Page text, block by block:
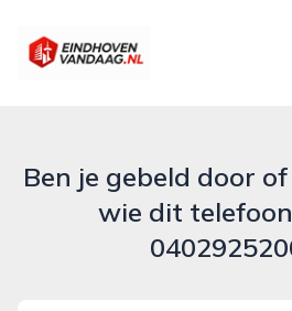
eindhovenvandaag.nl
Ben je gebeld door
wie dit